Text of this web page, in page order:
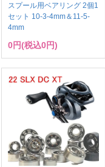
スプール用ベアリング 2個1
セット 10-3-4mm＆11-5-
4mm
0円(税込0円)